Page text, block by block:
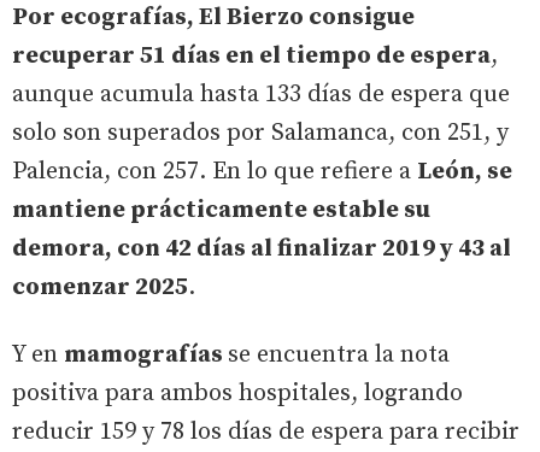
Por ecografías, El Bierzo consigue
recuperar 51 días en el tiempo de espera,
aunque acumula hasta 133 días de espera que
solo son superados por Salamanca, con 251, y
Palencia, con 257. En lo que refiere a León, se
mantiene prácticamente estable su
demora, con 42 días al finalizar 2019 y 43 al
comenzar 2025.
Y en mamografías se encuentra la nota
positiva para ambos hospitales, logrando
reducir 159 y 78 los días de espera para recibir